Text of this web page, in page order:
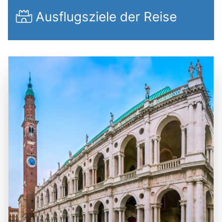
Ausflugsziele der Reise